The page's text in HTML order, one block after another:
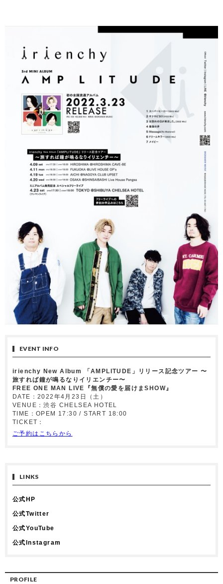
EVENT INFO
irienchy New Album 「AMPLITUDE」リリース記念ツアー 〜
旅すれば鐘が鳴るなりイリエンチー〜
FREE ONE MAN LIVE『無償の愛を届けまSHOW』
DATE：2022年4月23日（土）
VENUE：渋谷 CHELSEA HOTEL
TIME：OPEM 17:30 / START 18:00
TICKET：
ご予約はこちらから
LINKS
公式HP
公式Twitter
公式YouTube
公式Instagram
PROFILE